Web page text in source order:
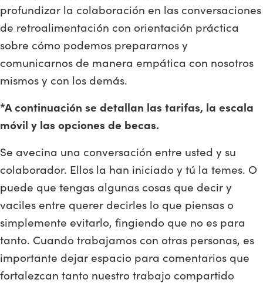
profundizar la colaboración en las conversaciones
de retroalimentación con orientación práctica
sobre cómo podemos prepararnos y
comunicarnos de manera empática con nosotros
mismos y con los demás.
*A continuación se detallan las tarifas, la escala
móvil y las opciones de becas.
Se avecina una conversación entre usted y su
colaborador. Ellos la han iniciado y tú la temes. O
puede que tengas algunas cosas que decir y
vaciles entre querer decirles lo que piensas o
simplemente evitarlo, fingiendo que no es para
tanto. Cuando trabajamos con otras personas, es
importante dejar espacio para comentarios que
fortalezcan tanto nuestro trabajo compartido